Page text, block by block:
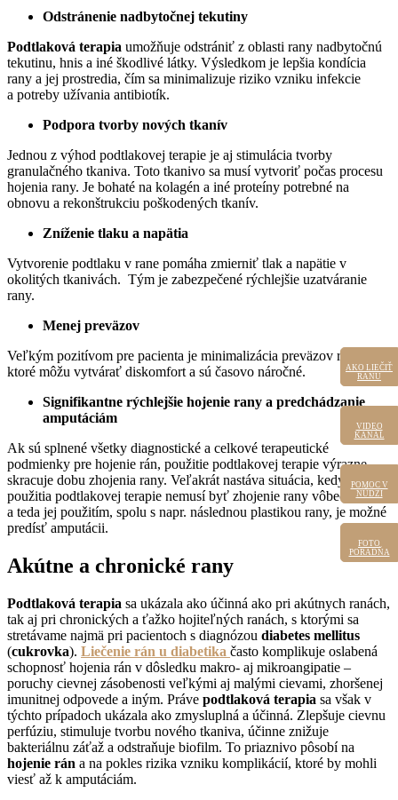
Odstránenie nadbytočnej tekutiny
Podtlaková terapia umožňuje odstrániť z oblasti rany nadbytočnú
tekutinu, hnis a iné škodlivé látky. Výsledkom je lepšia kondícia
rany a jej prostredia, čím sa minimalizuje riziko vzniku infekcie
a potreby užívania antibiotík.
Podpora tvorby nových tkanív
Jednou z výhod podtlakovej terapie je aj stimulácia tvorby
granulačného tkaniva. Toto tkanivo sa musí vytvoriť počas procesu
hojenia rany. Je bohaté na kolagén a iné proteíny potrebné na
obnovu a rekonštrukciu poškodených tkanív.
Zníženie tlaku a napätia
Vytvorenie podtlaku v rane pomáha zmierniť tlak a napätie v
okolitých tkanivách. Tým je zabezpečené rýchlejšie uzatváranie
rany.
Menej preväzov
Veľkým pozitívom pre pacienta je minimalizácia preväzov rany,
ktoré môžu vytvárať diskomfort a sú časovo náročné.
Signifikantne rýchlejšie hojenie rany a predchádzanie
amputáciám
Ak sú splnené všetky diagnostické a celkové terapeutické
podmienky pre hojenie rán, použitie podtlakovej terapie výrazne
skracuje dobu zhojenia rany. Veľakrát nastáva situácia, kedy bez
použitia podtlakovej terapie nemusí byť zhojenie rany vôbec možné,
a teda jej použitím, spolu s napr. následnou plastikou rany, je možné
predísť amputácii.
Akútne a chronické rany
Podtlaková terapia sa ukázala ako účinná ako pri akútnych ranách,
tak aj pri chronických a ťažko hojiteľných ranách, s ktorými sa
stretávame najmä pri pacientoch s diagnózou diabetes mellitus
(cukrovka). Liečenie rán u diabetika často komplikuje oslabená
schopnosť hojenia rán v dôsledku makro- aj mikroangipatie –
poruchy cievnej zásobenosti veľkými aj malými cievami, zhoršenej
imunitnej odpovede a iným. Práve podtlaková terapia sa však v
týchto prípadoch ukázala ako zmysluplná a účinná. Zlepšuje cievnu
perfúziu, stimuluje tvorbu nového tkaniva, účinne znižuje
bakteriálnu záťaž a odstraňuje biofilm. To priaznivo pôsobí na
hojenie rán a na pokles rizika vzniku komplikácií, ktoré by mohli
viesť až k amputáciám.
AKO LIEČIŤ
RANU
VIDEO
KANÁL
POMOC
V NÚDZI
FOTO
PORADŇA
AKO LIEČIŤ
RANU
VIDEO
KANÁL
POMOC V
NÚDZI
FOTO
PORADŇA